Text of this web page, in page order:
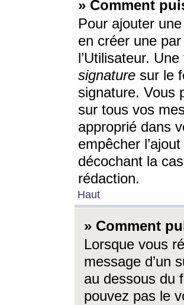
» Comment
Pour ajouter
en créer une
l’Utilisateur.
signature sur le
signature. Vous
sur tous vos
approprié dans
empêcher
décochant la
rédaction.
Haut
» Comment
Lorsque vous
message d’un
au dessous du
pouvez pas le